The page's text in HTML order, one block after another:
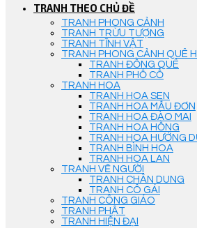
TRANH THEO CHỦ ĐỀ
TRANH PHONG CẢNH
TRANH TRỪU TƯỢNG
TRANH TĨNH VẬT
TRANH PHONG CẢNH QUÊ
TRANH ĐỒNG QUÊ
TRANH PHỐ CỔ
TRANH HOA
TRANH HOA SEN
TRANH HOA MẪU ĐƠN
TRANH HOA ĐÀO MAI
TRANH HOA HỒNG
TRANH HOA HƯỚNG
TRANH BÌNH HOA
TRANH HOA LAN
TRANH VẼ NGƯỜI
TRANH CHÂN DUNG
TRANH CÔ GÁI
TRANH CÔNG GIÁO
TRANH PHẬT
TRANH HIỆN ĐẠI